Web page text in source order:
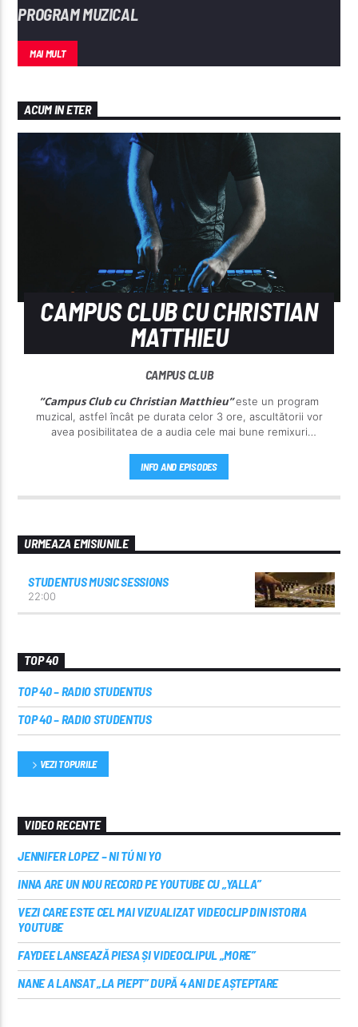
PROGRAM MUZICAL
MAI MULT
ACUM IN ETER
CAMPUS CLUB CU CHRISTIAN
MATTHIEU
CAMPUS CLUB
”Campus Club cu Christian Matthieu”este un program
muzical, astfel încât pe durata celor 3 ore, ascultătorii vor
avea posibilitatea de a audia cele mai bune remixuri
INFO AND EPISODES
URMEAZA EMISIUNILE
STUDENTUS MUSIC SESSIONS
22:00
TOP 40
TOP 40 – RADIO STUDENTUS
TOP 40 – RADIO STUDENTUS
VEZI TOPURILE
VIDEO RECENTE
JENNIFER LOPEZ – NI TÚ NI YO
INNA ARE UN NOU RECORD PE YOUTUBE CU „YALLA”
VEZI CARE ESTE CEL MAI VIZUALIZAT VIDEOCLIP DIN ISTORIA
YOUTUBE
FAYDEE LANSEAZĂ PIESA ȘI VIDEOCLIPUL „MORE”
NANE A LANSAT „LA PIEPT” DUPĂ 4 ANI DE AȘTEPTARE